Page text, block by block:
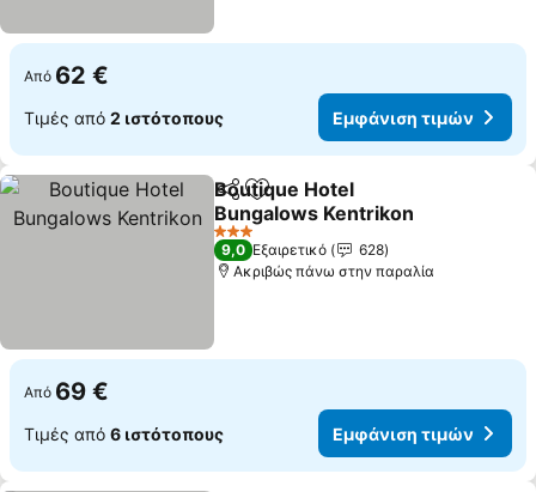
Από 62 €
Τιμές από 2 ιστότοπους Εμφάνιση τιμών
Κοινοποίηση
Προσθήκη στα αγαπημένα
Boutique Hotel
Bungalows Kentrikon
3 Αστέρια
9,0 Εξαιρετικό
628
Ακριβώς πάνω στην παραλία
Από 69 €
Τιμές από 6 ιστότοπους Εμφάνιση τιμών